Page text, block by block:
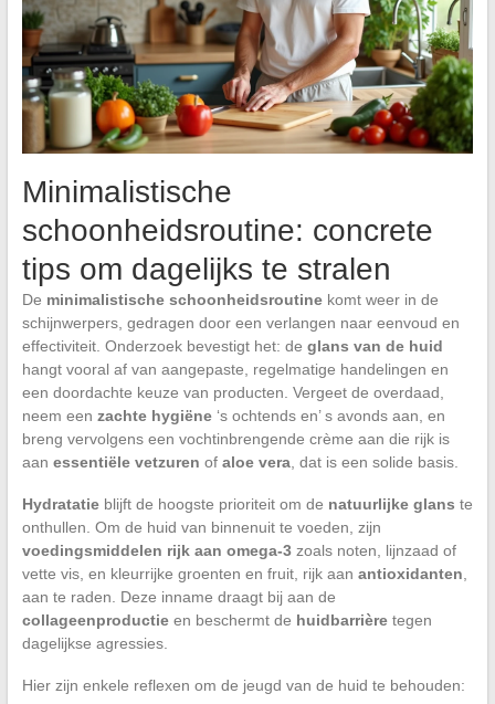
Minimalistische
schoonheidsroutine: concrete
tips om dagelijks te stralen
De minimalistische schoonheidsroutinekomt weer in de
schijnwerpers, gedragen door een verlangen naar eenvoud en
effectiviteit. Onderzoek bevestigt het: de glans van de huid
hangt vooral af van aangepaste, regelmatige handelingen en
een doordachte keuze van producten. Vergeet de overdaad,
neem een zachte hygiëne‘s ochtends en’ s avonds aan, en
breng vervolgens een vochtinbrengende crème aan die rijk is
aan essentiële vetzuren of aloe vera, dat is een solide basis.
Hydratatieblijft de hoogste prioriteit om de natuurlijke glans te
onthullen. Om de huid van binnenuit te voeden, zijn
voedingsmiddelen rijk aan omega-3zoals noten, lijnzaad of
vette vis, en kleurrijke groenten en fruit, rijk aan antioxidanten
aan te raden. Deze inname draagt bij aan de
collageenproductieen beschermt de huidbarrièretegen
dagelijkse agressies.
Hier zijn enkele reflexen om de jeugd van de huid te behouden: